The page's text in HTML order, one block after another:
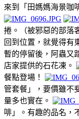
來到「田媽媽海景咖
捲。（被邪惡的部落
回到位置，就覺得有
暫的停留後，阿蟲又
店家提供的石花凍。
餐點登場！
管套餐」，要價雖不
量多也實在。
啡」。有趣的品名，